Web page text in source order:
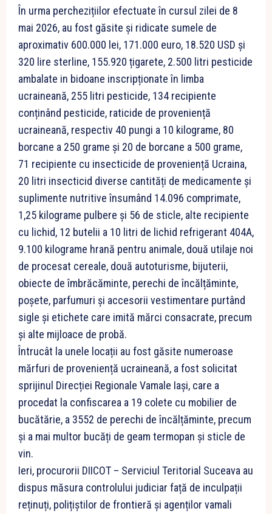
În urma perchezițiilor efectuate în cursul zilei de 8
mai 2026, au fost găsite și ridicate sumele de
aproximativ 600.000 lei, 171.000 euro, 18.520 USD și
320 lire sterline, 155.920 țigarete, 2.500 litri pesticide
ambalate in bidoane inscripționate în limba
ucraineană, 255 litri pesticide, 134 recipiente
conținând pesticide, raticide de proveniență
ucraineană, respectiv 40 pungi a 10 kilograme, 80
borcane a 250 grame și 20 de borcane a 500 grame,
71 recipiente cu insecticide de proveniență Ucraina,
20 litri insecticid diverse cantități de medicamente și
suplimente nutritive însumând 14.096 comprimate,
1,25 kilograme pulbere și 56 de sticle, alte recipiente
cu lichid, 12 butelii a 10 litri de lichid refrigerant 404A,
9.100 kilograme hrană pentru animale, două utilaje noi
de procesat cereale, două autoturisme, bijuterii,
obiecte de îmbrăcăminte, perechi de încălțăminte,
poșete, parfumuri și accesorii vestimentare purtând
sigle și etichete care imită mărci consacrate, precum
și alte mijloace de probă.
Întrucât la unele locații au fost găsite numeroase
mărfuri de proveniență ucraineană, a fost solicitat
sprijinul Direcției Regionale Vamale Iași, care a
procedat la confiscarea a 19 colete cu mobilier de
bucătărie, a 3552 de perechi de încălțăminte, precum
și a mai multor bucăți de geam termopan și sticle de
vin.
Ieri, procurorii DIICOT – Serviciul Teritorial Suceava au
dispus măsura controlului judiciar față de inculpații
reținuți, polițiștilor de frontieră și agenților vamali